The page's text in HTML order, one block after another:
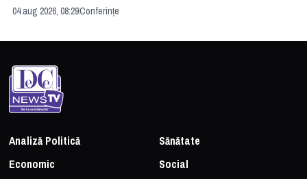
04 aug 2026, 08:29Conferințe
Analiză Politică
Sănătate
Economic
Social